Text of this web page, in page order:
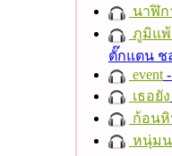
นาฬิก
ภูมิแพ้
ตั๊กแตน ช
event
เธอยัง
ก้อน
หนุ่มน